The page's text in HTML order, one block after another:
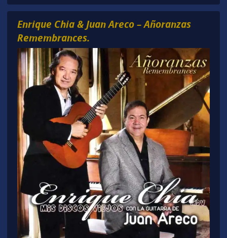
Enrique Chia & Juan Areco – Añoranzas
Remembrances.